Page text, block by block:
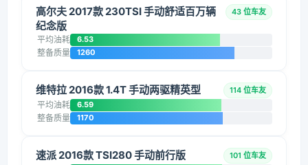
高尔夫 2017款 230TSI 手动舒适百万辆
纪念版
43 位车友
平均油耗 6.53
整备质量 1260
维特拉 2016款 1.4T 手动两驱精英型 114 位车友
平均油耗 6.59
整备质量 1170
速派 2016款 TSI280 手动前行版 101 位车友